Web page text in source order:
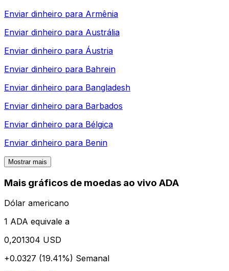
Enviar dinheiro para Armênia
Enviar dinheiro para Austrália
Enviar dinheiro para Áustria
Enviar dinheiro para Bahrein
Enviar dinheiro para Bangladesh
Enviar dinheiro para Barbados
Enviar dinheiro para Bélgica
Enviar dinheiro para Benin
Mostrar mais
Mais gráficos de moedas ao vivo ADA
Dólar americano
1 ADA equivale a
0,201304 USD
+0.0327 (19.41%) Semanal